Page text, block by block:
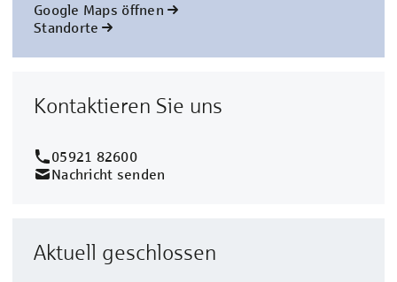
Google Maps öffnen
Standorte
Kontaktieren Sie uns
05921 82600
Nachricht senden
Aktuell geschlossen